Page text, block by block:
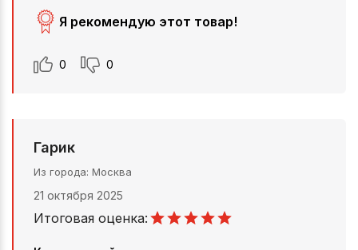
Я рекомендую этот товар!
0 0
Гарик
Из города Москва
21 октября 2025
Итоговая оценка: